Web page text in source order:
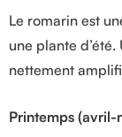
Le romarin est
une plante
nettement
Printemps (avril-